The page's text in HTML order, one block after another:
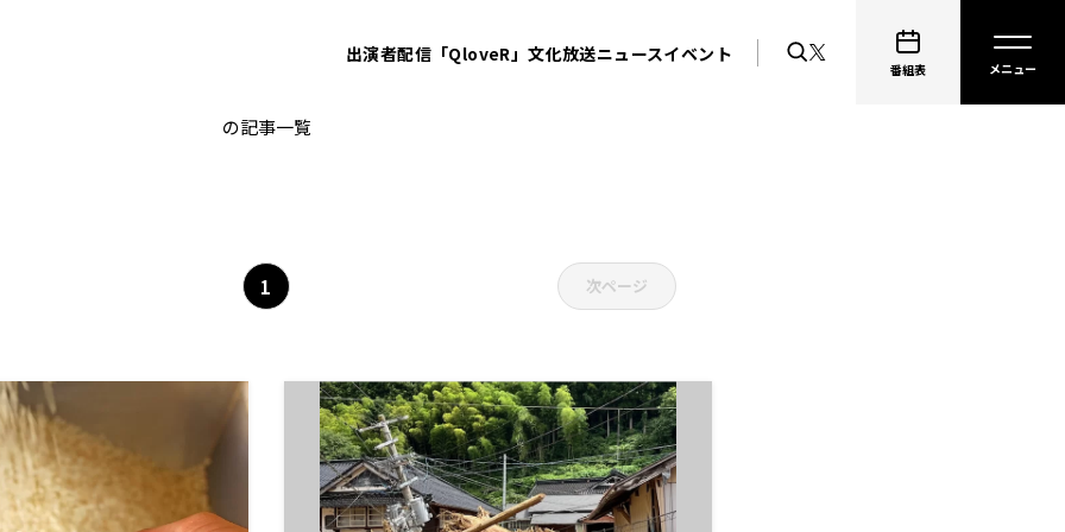
出演者配信「QloveR」文化放送ニュースイベント
番組表
の記事一覧
1 次ページ